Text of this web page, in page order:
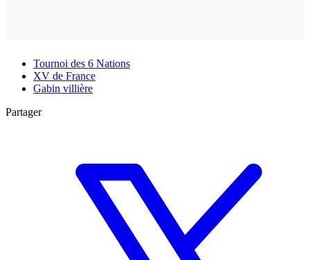
Tournoi des 6 Nations
XV de France
Gabin villière
Partager